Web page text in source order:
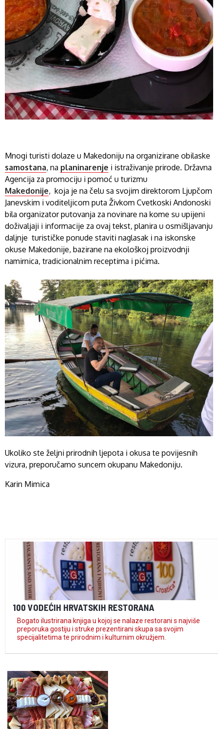
Mnogi turisti dolaze u Makedoniju na organizirane obilaske
samostana, na planinarenje i istraživanje prirode. Državna
Agencija za promociju i pomoć u turizmu
Makedonije, koja je na čelu sa svojim direktorom Ljupčom
Janevskim i voditeljicom puta Živkom Cvetkoski Andonoski
bila organizator putovanja za novinare na kome su upijeni
doživaljaji i informacije za ovaj tekst, planira u osmišljavanju
daljnje turističke ponude staviti naglasak i na iskonske
okuse Makedonije, bazirane na ekološkoj proizvodnji
namirnica, tradicionalnim receptima i pićima.
Ukoliko ste željni prirodnih ljepota i okusa te povijesnih
vizura, preporučamo suncem okupanu Makedoniju.
Karin Mimica
100 VODEĆIH HRVATSKIH RESTORANA
Bogato ilustrirana knjiga u kojoj se nalaze restorani s najviše
preporuka gostiju i struke prezentirani skupa sa svojim
specijalitetima te prirodnim i kulturnim okružjem.